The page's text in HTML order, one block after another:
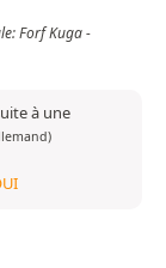
Forf Kuga -
à une